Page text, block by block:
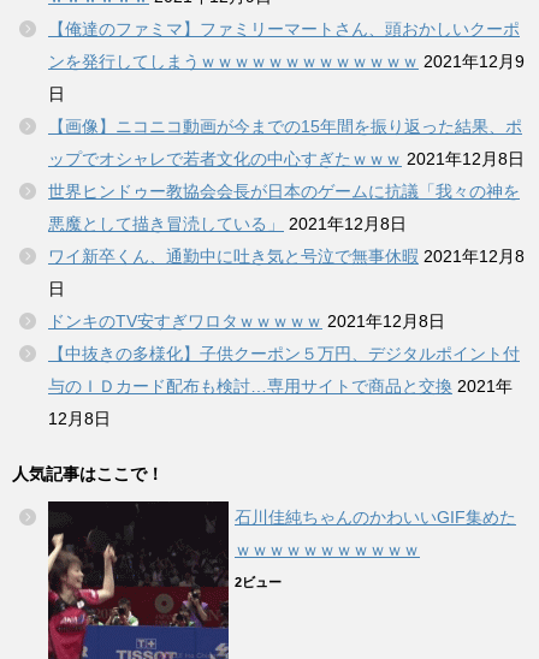
【俺達のファミマ】ファミリーマートさん、頭おかしいクーポ
ンを発行してしまうｗｗｗｗｗｗｗｗｗｗｗｗｗ 2021年12月9
日
【画像】ニコニコ動画が今までの15年間を振り返った結果、ポ
ップでオシャレで若者文化の中心すぎたｗｗｗ 2021年12月8日
世界ヒンドゥー教協会会長が日本のゲームに抗議「我々の神を
悪魔として描き冒涜している」
2021年12月8日
ワイ新卒くん、通勤中に吐き気と号泣で無事休暇 2021年12月8
日
ドンキのTV安すぎワロタｗｗｗｗｗ 2021年12月8日
【中抜きの多様化】子供クーポン５万円、デジタルポイント付
与のＩＤカード配布も検討…専用サイトで商品と交換 2021年
12月8日
人気記事はここで！
石川佳純ちゃんのかわいいGIF集めた
ｗｗｗｗｗｗｗｗｗｗｗ
2ビュー